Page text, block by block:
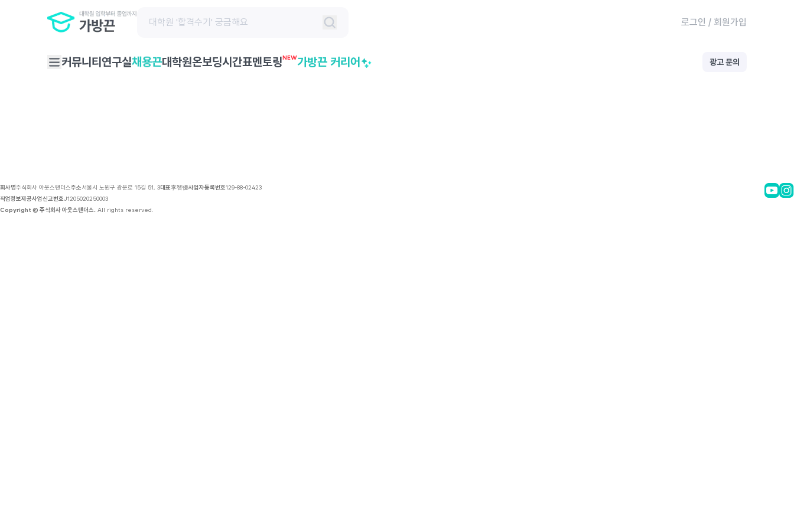
로그인 / 회원가입
커뮤니티 연구실채용끈대학원온보딩시간표멘토링NEW가방끈 커리어 광고 문의
회사명주식회사 아웃스탠더스주소서울시 노원구 광운로 15길 51, 3대표李智優사업자등록번호129-88-02423
직업정보제공사업신고번호J1205020250003
Copyright © 주식회사 아웃스탠더스. All rights reserved.